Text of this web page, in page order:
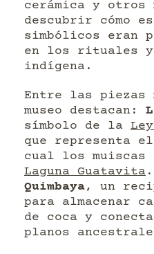
cerámica y
descubrir cómo
simbólicos eran
en los rituales y
indígena.
Entre las piezas
museo destacan:
símbolo de la
que representa
cual los
Laguna Guatavita .
Quimbaya, un
para almacenar
de coca y
planos